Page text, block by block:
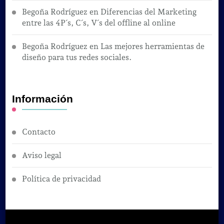
Begoña Rodríguez en Diferencias del Marketing
entre las 4P´s, C´s, V´s del offline al online
Begoña Rodríguez en Las mejores herramientas de
diseño para tus redes sociales.
Información
Contacto
Aviso legal
Política de privacidad